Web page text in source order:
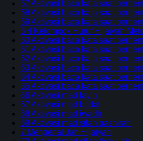
57 Aktivasi baca kata saat
58 Aktivasi baca kata saat
59 Aktivasi baca kata saat
6 4 Kelompok Huruf Hijaiyah
60 Aktivasi baca kata saat
61 Aktivasi baca kata saat
62 Aktivasi baca kata saat
63 Aktivasi baca kata saat
64 Aktivasi baca kata saat
65 Aktivasi baca kata saat
66 Aktivasi mad layin
67 Aktivasi mad badal
68 Aktivasi mad iwadh
69 Aktivasi mad silah qashirah
7 Mengenal Jari Hijaiyah